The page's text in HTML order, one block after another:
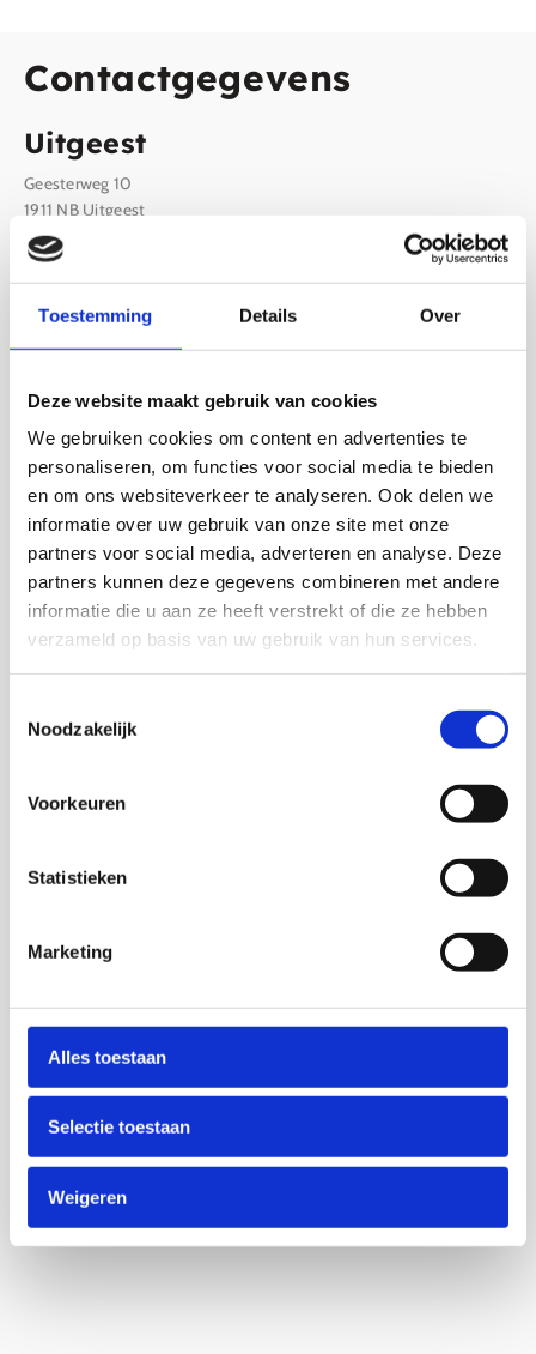
Toestemming Details Over
Deze website maakt gebruik van cookies
We gebruiken cookies om content en advertenties te
personaliseren, om functies voor social media te bieden
en om ons websiteverkeer te analyseren. Ook delen we
informatie over uw gebruik van onze site met onze
partners voor social media, adverteren en analyse. Deze
partners kunnen deze gegevens combineren met andere
informatie die u aan ze heeft verstrekt of die ze hebben
verzameld op basis van uw gebruik van hun services.
Noodzakelijk
Voorkeuren
Statistieken
Marketing
Alles toestaan
Selectie toestaan
Weigeren
Contactgegevens
Uitgeest
Geesterweg 10
1911 NB Uitgeest
Uitgeest:
Openingstijden
Woensdag: 9:30 - 17:30
Donderdag: 9:30 - 17:30 & 19:00 - 21:00
Vrijdag: 9:30 - 17:30
Zaterdag: 9:30 - 17:00
Rijksstraatweg 586
info@smitskeukens.nl
Haarlem
Woensdag: 12:00 - 17:00 uur
Donderdag: 9:30 - 17:00 uur
Vrijdag: 9:30 - 17:00 uur
Zaterdag: 9:30 - 16:00 uur